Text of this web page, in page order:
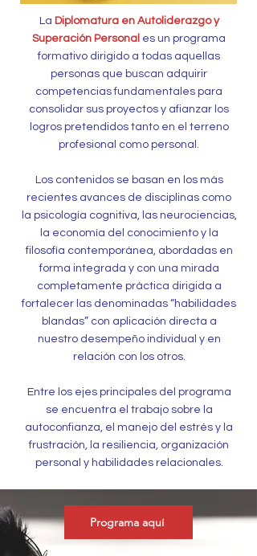
La Diplomatura en Autoliderazgo y
Superación Personal es un programa
formativo dirigido a todas aquellas
personas que buscan adquirir
competencias fundamentales para
consolidar sus proyectos y afianzar los
logros pretendidos tanto en el terreno
profesional como personal.
Los contenidos se basan en los más
recientes avances de disciplinas como
la psicología cognitiva, las neurociencias,
la economía del conocimiento y la
filosofía contemporánea, abordadas en
forma integrada y con una mirada
completamente práctica dirigida a
fortalecer las denominadas “habilidades
blandas” con aplicación directa a
nuestro desempeño individual y en
relación con los otros.
Entre los ejes principales del programa
se encuentra el trabajo sobre la
autoconfianza, el manejo del estrés y la
frustración, la resiliencia, organización
personal y habilidades relacionales.
Programa aquí